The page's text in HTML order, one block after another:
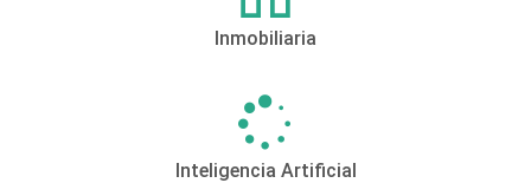
Inmobiliaria
Inteligencia Artificial